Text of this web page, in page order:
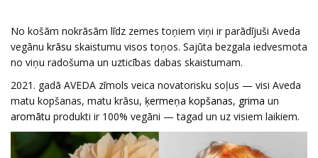
No košām nokrāsām līdz zemes toņiem viņi ir parādījuši Aveda
vegānu krāsu skaistumu visos toņos. Sajūta bezgala iedvesmota
no viņu radošuma un uzticības dabas skaistumam.
2021. gadā AVEDA zīmols veica novatorisku soļus — visi Aveda
matu kopšanas, matu krāsu, ķermeņa kopšanas, grima un
aromātu produkti ir 100% vegāni — tagad un uz visiem laikiem.